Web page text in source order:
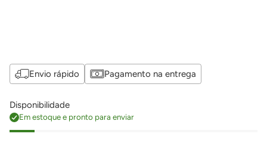
Envio rápido Pagamento na entrega
Disponibilidade
Em estoque e pronto para enviar